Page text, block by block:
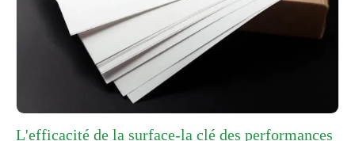
L'efficacité de la surface-la clé des performances